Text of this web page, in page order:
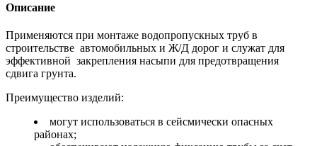
Описание
Применяются при монтаже водопропускных труб в
строительстве автомобильных и Ж/Д дорог и служат для
эффективной закрепления насыпи для предотвращения
сдвига грунта.
Преимущество изделий:
могут использоваться в сейсмически опасных
районах;